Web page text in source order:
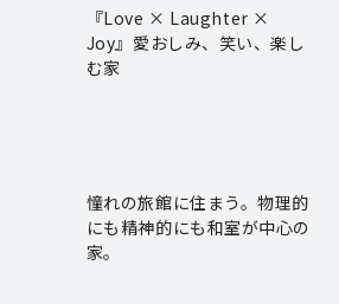
『Love × Laughter ×
Joy』愛おしみ、笑い、楽し
む家
憧れの旅館に住まう。物理的
にも精神的にも和室が中心の
家。